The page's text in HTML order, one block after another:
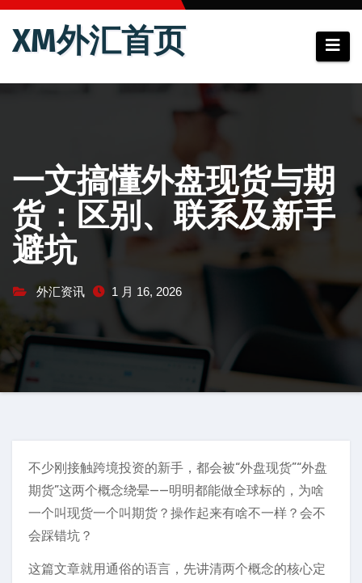
跳
XM外汇首页
一文搞懂外盘现货与期
货：区别、联系及新手
避坑
外汇资讯 1 月 16, 2026
不少刚接触跨境投资的新手，都会被“外盘现货”“外盘
期货”这两个概念绕晕——明明都能做全球标的，为啥
一个叫现货一个叫期货？操作起来有啥不一样？会不
会踩错坑？
这篇文章就用通俗的语言，先讲清两个概念的核心定